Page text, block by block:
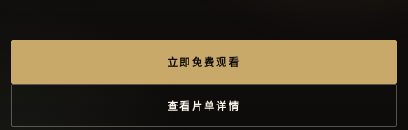
立即免费观看
查看片单详情